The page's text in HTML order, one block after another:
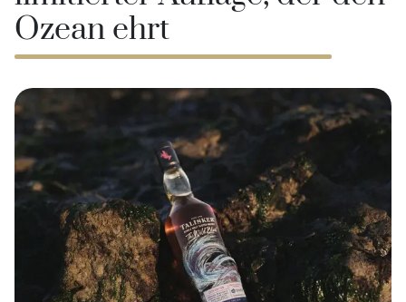
Ozean ehrt